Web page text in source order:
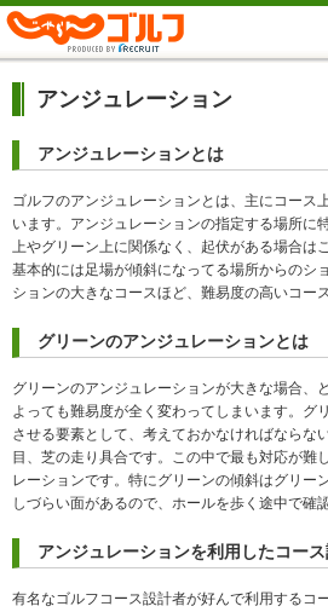
アンジュレーション
アンジュレーションとは
ゴルフのアンジュレーションとは、主にコース
います。アンジュレーションの指定する場所に
上やグリーン上に関係なく、起伏がある場合は
基本的には足場が傾斜になってる場所からのシ
ションの大きなコースほど、難易度の高いコー
グリーンのアンジュレーションとは
グリーンのアンジュレーションが大きな場合、
よっても難易度が全く変わってしまいます。グ
させる要素として、考えておかなければならな
目、芝の走り具合です。この中で最も対応が難
レーションです。特にグリーンの傾斜はグリー
しづらい面があるので、ホールを歩く途中で確
アンジュレーションを利用したコー
有名なゴルフコース設計者が好んで利用するコ